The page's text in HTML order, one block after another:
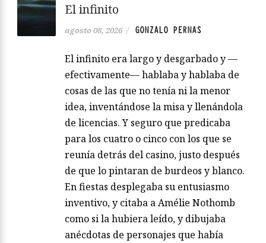
El infinito
agosto 08, 2026 / GONZALO PERNAS
El infinito era largo y desgarbado y —
efectivamente— hablaba y hablaba de
cosas de las que no tenía ni la menor
idea, inventándose la misa y llenándola
de licencias. Y seguro que predicaba
para los cuatro o cinco con los que se
reunía detrás del casino, justo después
de que lo pintaran de burdeos y blanco.
En fiestas desplegaba su entusiasmo
inventivo, y citaba a Amélie Nothomb
como si la hubiera leído, y dibujaba
anécdotas de personajes que había